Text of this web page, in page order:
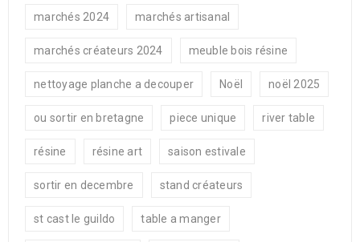
marchés 2024 marchés artisanal
marchés créateurs 2024 meuble bois résine
nettoyage planche a decouper Noël noël 2025
ou sortir en bretagne piece unique river table
résine résine art saison estivale
sortir en decembre stand créateurs
st cast le guildo table a manger